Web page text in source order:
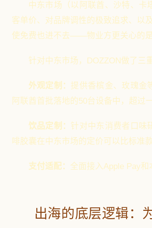
中东市场（以阿联酋、沙特、
客单价、对品牌调性的极致追求、以
使免费也进不去——物业方更关心的
针对中东市场，DOZZON做了三
外观定制： 提供香槟金、玫瑰金
阿联酋首批落地的50台设备中，超过
饮品定制： 针对中东消费者口味
啡胶囊在中东市场的定价可以比标准
支付适配： 全面接入Apple Pay和
出海的底层逻辑：